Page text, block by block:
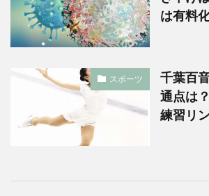
は有料
スポーツ
千葉百
通点は
練習リ